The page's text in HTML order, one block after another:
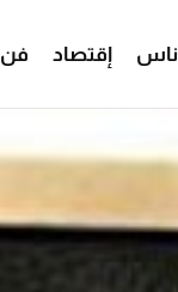
ناس إقتصاد فن